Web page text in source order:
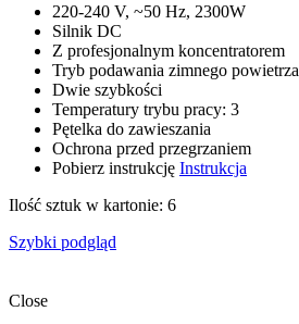
220-240 V, ~50 Hz, 2300W
Silnik DC
Z profesjonalnym koncentratorem
Tryb podawania zimnego powietrza
Dwie szybkości
Temperatury trybu pracy: 3
Pętelka do zawieszania
Ochrona przed przegrzaniem
Pobierz instrukcję Instrukcja
Ilość sztuk w kartonie: 6
Szybki podgląd
Close